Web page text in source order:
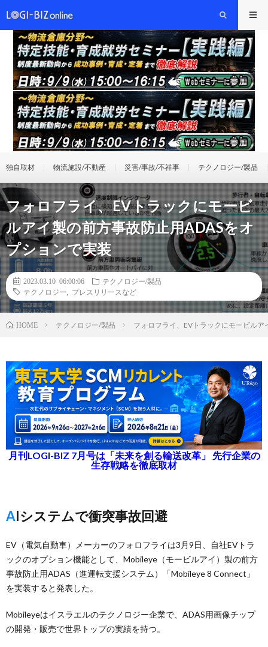
独自取材 物流施設/不動産 災害/事故/不祥事 テクノロジー/製品
フォロフライ、EVトラックにモービ
ルアイ製の前方事故防止用ADASをオ
プションで実装
2023.03.10 06:00:06
テクノロジー/製品
テクノロジー
プレスリリースなど
HOME テクノロジー/製品 フォロフライ、EVトラックにモービル
月刊LOGI-BIZ 7月号は「未来を創る輸送改革」 先行企業の
生存戦略を徹底取材
AIシステムで衝突事故回避
EV（電気自動車）メーカーのフォロフライは3月9日、自社EVトラ
ックのオプション機能として、Mobileye（モービルアイ）製の前方
事故防止用ADAS（進運転支援システム）「Mobileye 8 Connect」
を実装すると発表した。
Mobileyeはイスラエルのテクノロジー企業で、ADAS用画像チップ
の開発・販売で世界トップの実績を持つ。